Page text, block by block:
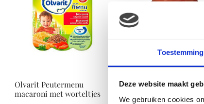
Toestemming
Deze website maakt
We gebruiken cookies
Olvarit Peutermenu
macaroni met worteltjes
Olvarit Mijn Eerst